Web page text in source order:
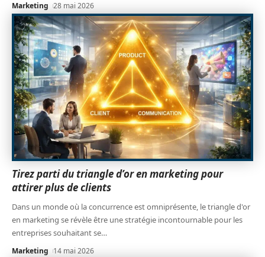
Marketing 28 mai 2026
Tirez parti du triangle d’or en marketing pour
attirer plus de clients
Dans un monde où la concurrence est omniprésente, le triangle d'or
en marketing se révèle être une stratégie incontournable pour les
entreprises souhaitant se…
Marketing 14 mai 2026